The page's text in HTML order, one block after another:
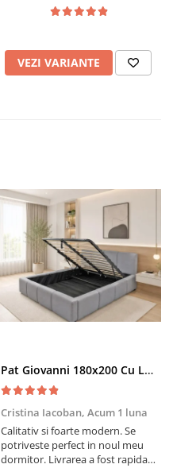
VEZI VARIANTE
Pat Giovanni 180x200 Cu Lada De Depozitare Tapitat Catifea Gri Somiera Inclusa
Cristina Iacoban, Acum 1 luna
Calitativ si foarte modern. Se
potriveste perfect in noul meu
dormitor. Livrarea a fost rapida